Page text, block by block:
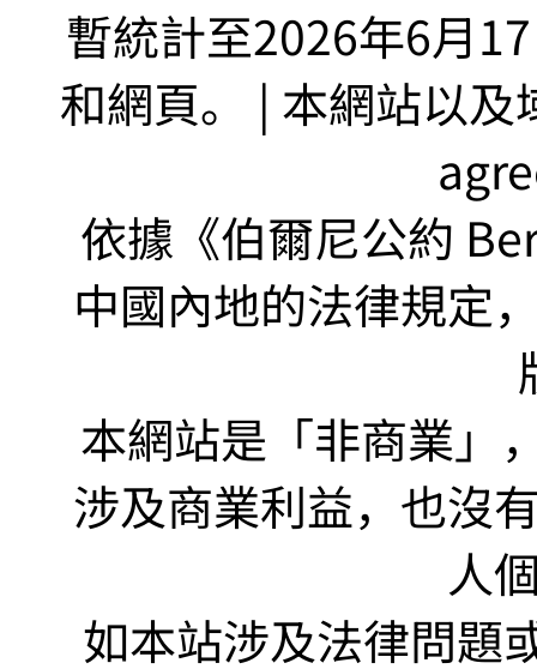
暫統計至2026年6月
和網頁。 | 本網站以
依據《伯爾尼公約
中國內地的法律規定
本網站是「非商業
涉及商業利益，也沒
人
如本站涉及法律問題